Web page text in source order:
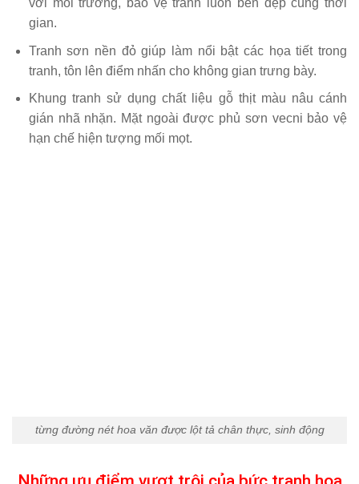
với môi trường, bảo vệ tranh luôn bền đẹp cùng thời
gian.
Tranh sơn nền đỏ giúp làm nổi bật các họa tiết trong
tranh, tôn lên điểm nhấn cho không gian trưng bày.
Khung tranh sử dụng chất liệu gỗ thịt màu nâu cánh
gián nhã nhặn. Mặt ngoài được phủ sơn vecni bảo vệ
hạn chế hiện tượng mối mọt.
từng đường nét hoa văn được lột tả chân thực, sinh động